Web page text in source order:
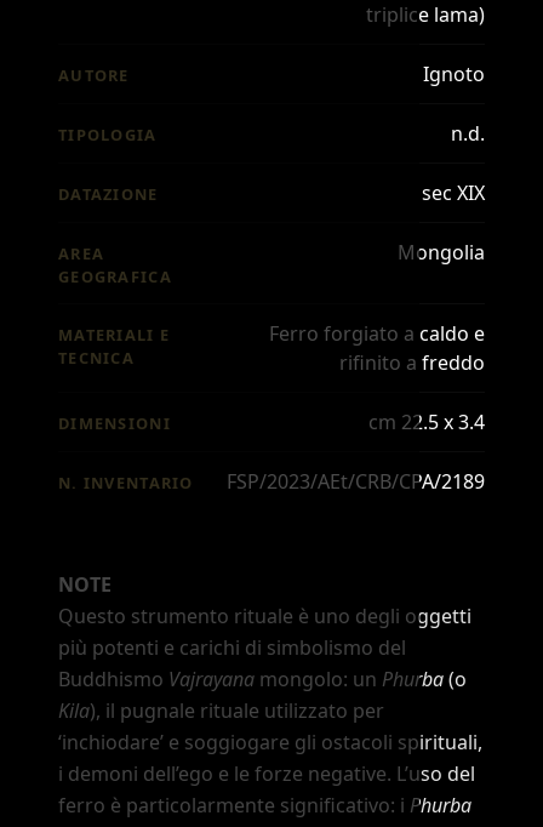
triplice lama)
AUTORE Ignoto
TIPOLOGIA n.d.
DATAZIONE sec XIX
AREA
GEOGRAFICA
Mongolia
MATERIALI E
TECNICA
Ferro forgiato a caldo e
rifinito a freddo
DIMENSIONI cm 22.5 x 3.4
N. INVENTARIO FSP/2023/AEt/CRB/CPA/2189
NOTE
Questo strumento rituale è uno degli oggetti
più potenti e carichi di simbolismo del
Buddhismo Vajrayana mongolo: un Phurba(o
Kila), il pugnale rituale utilizzato per
‘inchiodare’ e soggiogare gli ostacoli spirituali,
i demoni dell’ego e le forze negative. L’uso del
ferro è particolarmente significativo: i Phurba